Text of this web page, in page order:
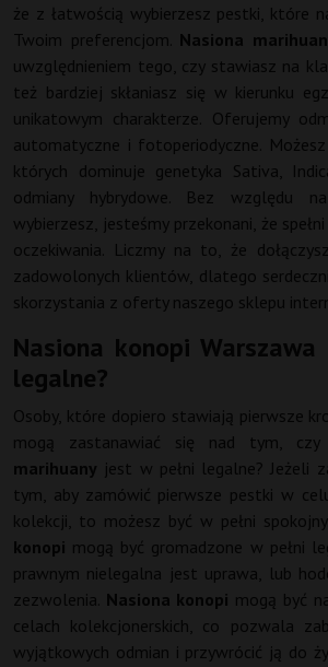
że z łatwością wybierzesz pestki, które
Twoim preferencjom. Nasiona
uwzględnieniem tego, czy stawiasz na
też bardziej skłaniasz się w kierunku
unikatowym charakterze. Oferujemy
automatyczne i fotoperiodyczne.
których dominuje genetyka Sativa,
odmiany hybrydowe. Bez względu
wybierzesz, jesteśmy przekonani, że
oczekiwania. Liczmy na to, że
zadowolonych klientów, dlatego
skorzystania z oferty naszego sklepu
Nasiona konopi
legalne?
Osoby, które dopiero stawiają pierwsze
mogą zastanawiać się nad tym, czy
marihuany jest w pełni legalne? Jeżeli
tym, aby zamówić pierwsze pestki w
kolekcji, to możesz być w pełni
konopi mogą być gromadzone w pełni
prawnym nielegalna jest uprawa, lub
zezwolenia. Nasiona konopi mogą być
celach kolekcjonerskich, co pozwala
wyjątkowych odmian i przywrócić ją do